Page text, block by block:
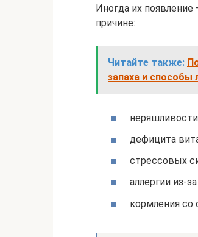
Иногда их
причине:
Читайте также:
запаха и способы
дефицита
стрессовых
аллергии из-
кормления со